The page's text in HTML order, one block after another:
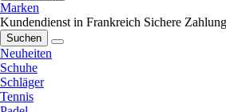
Marken
Kundendienst in Frankreich Sichere Zahlung
Suchen
Neuheiten
Schuhe
Schläger
Tennis